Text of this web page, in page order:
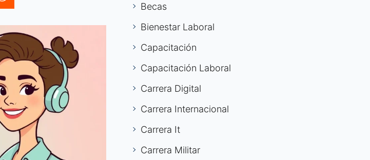
Becas
Bienestar Laboral
Capacitación
Capacitación Laboral
Carrera Digital
Carrera Internacional
Carrera It
Carrera Militar